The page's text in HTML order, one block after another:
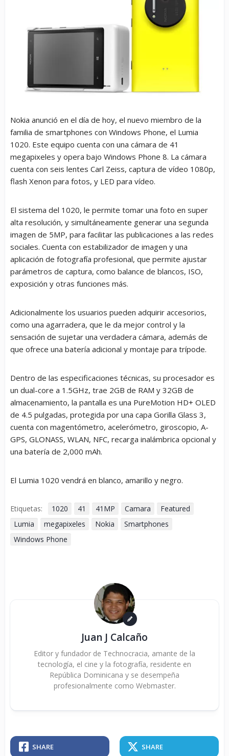
Nokia anunció en el día de hoy, el nuevo miembro de la
familia de smartphones con Windows Phone, el Lumia
1020. Este equipo cuenta con una cámara de 41
megapixeles y opera bajo Windows Phone 8. La cámara
cuenta con seis lentes Carl Zeiss, captura de vídeo 1080p,
flash Xenon para fotos, y LED para vídeo.
El sistema del 1020, le permite tomar una foto en super
alta resolución, y simultáneamente generar una segunda
imagen de 5MP, para facilitar las publicaciones a las redes
sociales. Cuenta con estabilizador de imagen y una
aplicación de fotografía profesional, que permite ajustar
parámetros de captura, como balance de blancos, ISO,
exposición y otras funciones más.
Adicionalmente los usuarios pueden adquirir accesorios,
como una agarradera, que le da mejor control y la
sensación de sujetar una verdadera cámara, además de
que ofrece una batería adicional y montaje para trípode.
Dentro de las especificaciones técnicas, su procesador es
un dual-core a 1.5GHz, trae 2GB de RAM y 32GB de
almacenamiento, la pantalla es una PureMotion HD+ OLED
de 4.5 pulgadas, protegida por una capa Gorilla Glass 3,
cuenta con magentómetro, acelerómetro, giroscopio, A-
GPS, GLONASS, WLAN, NFC, recarga inalámbrica opcional y
una batería de 2,000 mAh.
El Lumia 1020 vendrá en blanco, amarillo y negro.
Etiquetas: 1020 41 41MP Camara
Featured
Lumia
megapixeles Nokia
Smartphones
Windows Phone
Juan J Calcaño
Editor y fundador de Technocracia, amante de la
tecnología, el cine y la fotografía, residente en
República Dominicana y se desempeña
profesionalmente como Webmaster.
SHARE SHARE